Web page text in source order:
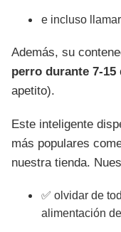
e incluso
Además, su
perro durante 7-15
apetito).
Este inteligente
más populares
nuestra tienda.
✅ olvidar de
alimentación